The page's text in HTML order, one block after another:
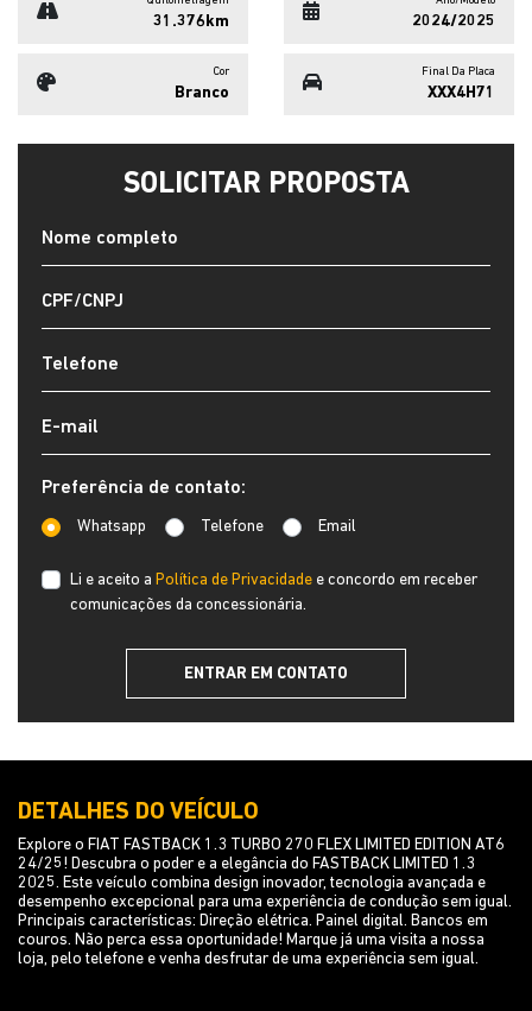
Preferência de contato:
Whatsapp Telefone Email
ENTRAR EM CONTATO
DETALHES DO VEÍCULO
couros. Não perca essa oportunidade! Marque já uma visita a nossa
Opcionais
Abs